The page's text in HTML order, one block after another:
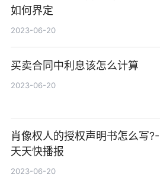
如何界定
2023-06-20
买卖合同中利息该怎么计算
2023-06-20
肖像权人的授权声明书怎么写?-
天天快播报
2023-06-20